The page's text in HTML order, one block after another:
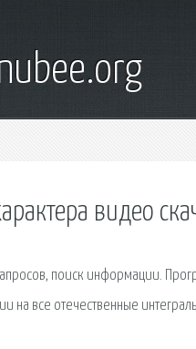
видео
поиск информации.
на все отечественные